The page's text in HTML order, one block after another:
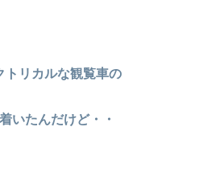
トリカルな観覧車の
いたんだけど・・